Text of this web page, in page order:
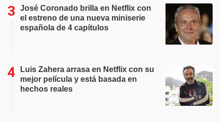
José Coronado brilla en Netflix con
el estreno de una nueva miniserie
española de 4 capítulos
Luis Zahera arrasa en Netflix con su
mejor película y está basada en
hechos reales